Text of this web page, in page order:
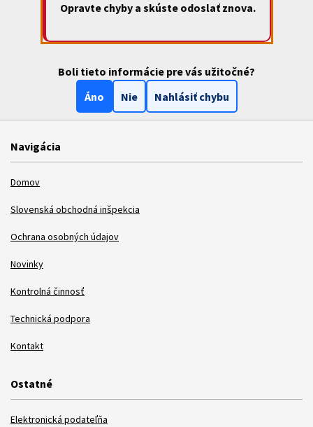
Opravte chyby a skúste odoslať znova.
Boli tieto informácie pre vás užitočné?
Áno
Nie Nahlásiť chybu
Navigácia
Domov
Slovenská obchodná inšpekcia
Ochrana osobných údajov
Novinky
Kontrolná činnosť
Technická podpora
Kontakt
Ostatné
Elektronická podateľňa